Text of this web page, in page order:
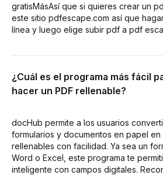
gratisMásAsí que si quieres crear un
este sitio pdfescape.com así que
línea y luego elige subir pdf a pdf
¿Cuál es el programa más fácil
hacer un PDF rellenable?
docHub permite a los usuarios
formularios y documentos en papel en
rellenables con facilidad. Ya sea un
Word o Excel, este programa te
inteligente con campos digitales.